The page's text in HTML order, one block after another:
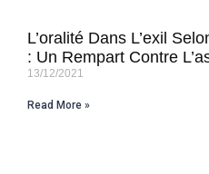
L’oralité Dans L’exil
: Un Rempart Contre
13/12/2021
Read More »